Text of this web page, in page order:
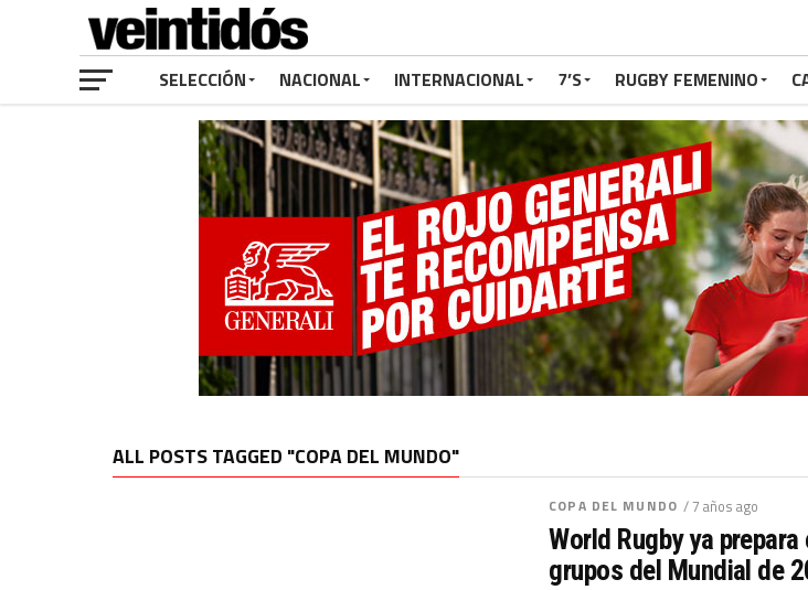
SELECCIÓN NACIONAL INTERNACIONAL 7’S RUGBY FEMENINO
ALL POSTS TAGGED "COPA DEL MUNDO"
COPA DEL MUNDO / 7 años ago
World Rugby ya
grupos del Mundial de